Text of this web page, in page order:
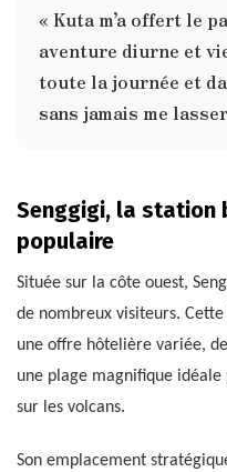
« Kuta m’a offert le
aventure diurne et
toute la journée et
sans jamais me
Senggigi, la station
populaire
Située sur la côte ouest,
de nombreux visiteurs.
une offre hôtelière variée,
une plage magnifique
sur les volcans.
Son emplacement